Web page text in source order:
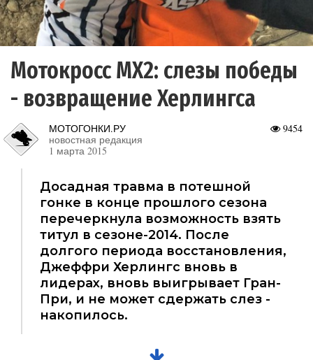
Мотокросс MX2: слезы победы
- возвращение Херлингса
9454
МОТОГОНКИ.РУ
новостная редакция
1 марта 2015
Досадная травма в потешной
гонке в конце прошлого сезона
перечеркнула возможность взять
титул в сезоне-2014. После
долгого периода восстановления,
Джеффри Херлингс вновь в
лидерах, вновь выигрывает Гран-
При, и не может сдержать слез -
накопилось.